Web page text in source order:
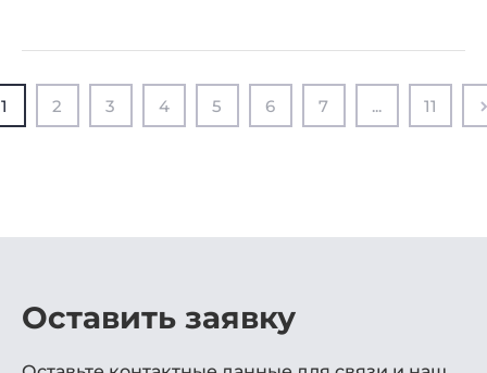
1 2 3 4 5 6 7 ... 11
Оставить заявку